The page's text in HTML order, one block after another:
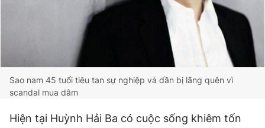
Sao nam 45 tuổi tiêu tan sự nghiệp và dần bị lãng quên vì
scandal mua dâm
Hiện tại Huỳnh Hải Ba có cuộc sống khiêm tốn